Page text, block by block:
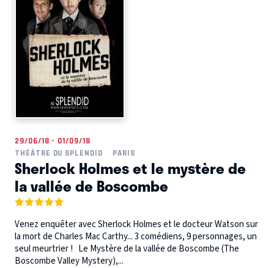
29/06/18 - 01/09/18
THÉÂTRE DU SPLENDID
PARIS
Sherlock Holmes et le mystère de
la vallée de Boscombe
Venez enquêter avec Sherlock Holmes et le docteur Watson sur
la mort de Charles Mac Carthy... 3 comédiens, 9 personnages, un
seul meurtrier ! Le Mystère de la vallée de Boscombe (The
Boscombe Valley Mystery),...